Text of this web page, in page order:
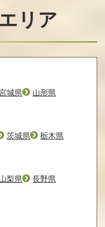
リア
城県
山形県
茨城県
栃木県
山梨県 長野県